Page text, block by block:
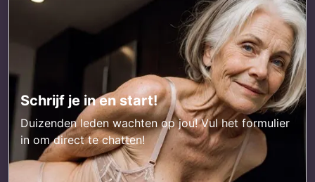
Schrijf je in en start!
Duizenden leden wachten op jou! Vul het formulier
in om direct te chatten!